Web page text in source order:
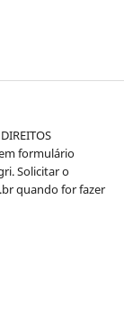
formulário
Solicitar o
quando for fazer